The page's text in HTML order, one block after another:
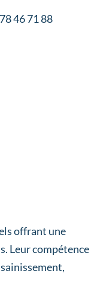
46 71 88
offrant une
Leur compétence